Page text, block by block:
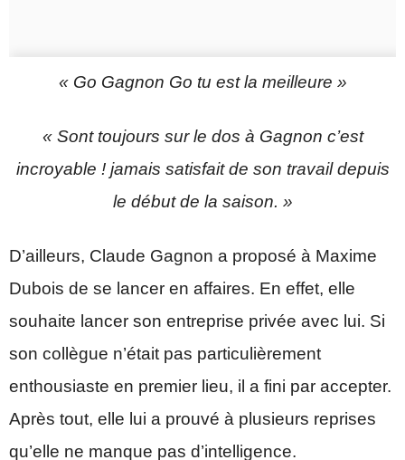
« Go Gagnon Go tu est la meilleure »
« Sont toujours sur le dos à Gagnon c’est
incroyable ! jamais satisfait de son travail depuis
le début de la saison. »
D’ailleurs, Claude Gagnon a proposé à Maxime
Dubois de se lancer en affaires. En effet, elle
souhaite lancer son entreprise privée avec lui. Si
son collègue n’était pas particulièrement
enthousiaste en premier lieu, il a fini par accepter.
Après tout, elle lui a prouvé à plusieurs reprises
qu’elle ne manque pas d’intelligence.